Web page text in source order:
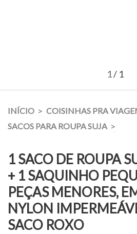
1/ 1
INÍCIO > COISINHAS PRA
SACOS PARA ROUPA SUJA >
1 SACO DE ROUPA
+ 1 SAQUINHO
PEÇAS MENORES,
NYLON
SACO ROXO